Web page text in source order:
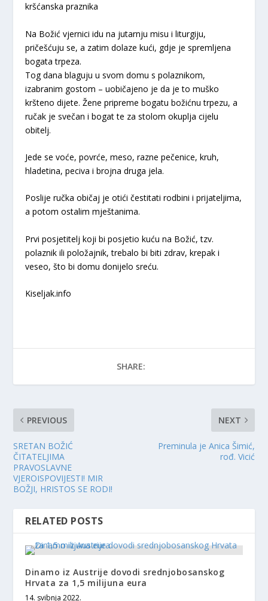
kršćanska praznika
Na Božić vjernici idu na jutarnju misu i liturgiju,
pričešćuju se, a zatim dolaze kući, gdje je spremljena
bogata trpeza.
Tog dana blaguju u svom domu s polaznikom,
izabranim gostom – uobičajeno je da je to muško
kršteno dijete. Žene pripreme bogatu božićnu trpezu, a
ručak je svečan i bogat te za stolom okuplja cijelu
obitelj.
Jede se voće, povrće, meso, razne pečenice, kruh,
hladetina, peciva i brojna druga jela.
Poslije ručka običaj je otići čestitati rodbini i prijateljima,
a potom ostalim mještanima.
Prvi posjetitelj koji bi posjetio kuću na Božić, tzv.
polaznik ili položajnik, trebalo bi biti zdrav, krepak i
veseo, što bi domu donijelo sreću.
Kiseljak.info
SHARE:
PREVIOUS
SRETAN BOŽIĆ
ČITATELJIMA
PRAVOSLAVNE
VJEROISPOVIJESTI! MIR
BOŽJI, HRISTOS SE RODI!
NEXT
Preminula je Anica Šimić,
rođ. Vicić
RELATED POSTS
Dinamo iz Austrije dovodi srednjobosanskog
Hrvata za 1,5 milijuna eura
14. svibnja 2022.